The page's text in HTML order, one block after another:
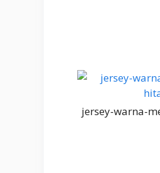
jersey-warna-